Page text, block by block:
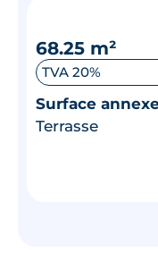
68.25 m²
TVA 20%
Surface
Terrasse